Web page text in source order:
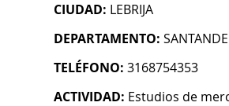
CIUDAD: LEBRIJA
DEPARTAMENTO:
TELÉFONO: 3168754353
ACTIVIDAD: Estudios de